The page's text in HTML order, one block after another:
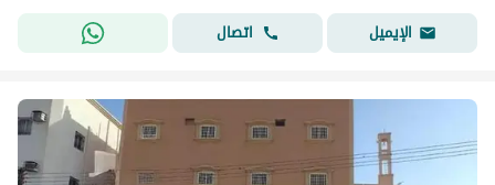
الإيميل
اتصال